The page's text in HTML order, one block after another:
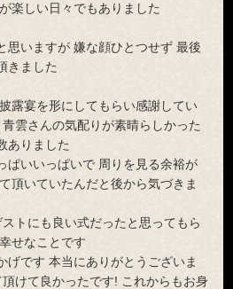
楽しい日々でもありました
思いますが 嫌な顔ひとつせず 最後
きました
露宴を形にしてもらい感謝してい
雲さんの気配りが素晴らしかった
ありました
ぱいいっぱいで 周りを見る余裕が
頂いていたんだと後から気づきま
トにも良い式だったと思ってもら
せなことです
げです 本当にありがとうございま
けて良かったです! これからもお身